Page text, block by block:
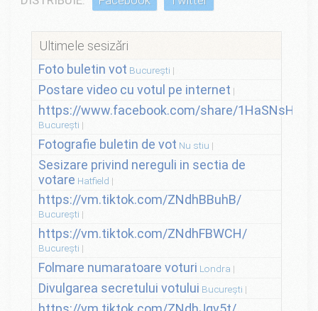
Ultimele sesizări
Foto buletin vot București
Postare video cu votul pe internet
https://www.facebook.com/share/
București
Fotografie buletin de vot Nu stiu
Sesizare privind nereguli in sectia de
votare Hatfield
https://vm.tiktok.com/ZNdhBBuhB/
București
https://vm.tiktok.com/ZNdhFBWCH/
București
Folmare numaratoare voturi Londra
Divulgarea secretului votului București